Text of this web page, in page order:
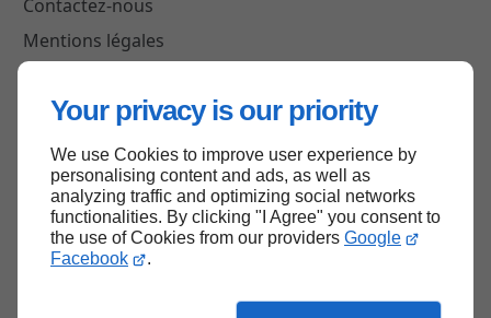
Your privacy is our priority
We use Cookies to improve user experience by
personalising content and ads, as well as
analyzing traffic and optimizing social networks
functionalities. By clicking "I Agree" you consent to
the use of Cookies from our providers Google
Facebook
.
Contactez-nous
Mentions légales
Haut de page